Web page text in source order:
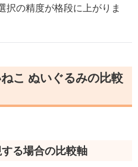
択の精度が格段に上がりま
こ ぬいぐるみの比較
る場合の比較軸